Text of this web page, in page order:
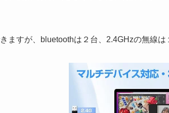
ますが、bluetoothは２台、2.4GHzの無線は